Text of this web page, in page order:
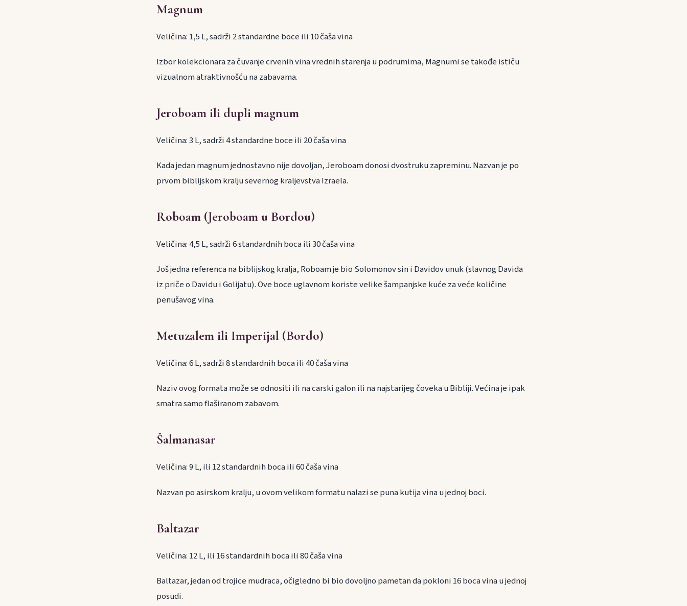
Magnum
Veličina: 1,5 L, sadrži 2 standardne boce ili 10 čaša vina
Izbor kolekcionara za čuvanje crvenih vina vrednih starenja u podrumima, Magnumi se takođe ističu
vizualnom atraktivnošću na zabavama.
Jeroboam ili dupli magnum
Veličina: 3 L, sadrži 4 standardne boce ili 20 čaša vina
Kada jedan magnum jednostavno nije dovoljan, Jeroboam donosi dvostruku zapreminu. Nazvan je po
prvom biblijskom kralju severnog kraljevstva Izraela.
Roboam (Jeroboam u Bordou)
Veličina: 4,5 L, sadrži 6 standardnih boca ili 30 čaša vina
Još jedna referenca na biblijskog kralja, Roboam je bio Solomonov sin i Davidov unuk (slavnog Davida
iz priče o Davidu i Golijatu). Ove boce uglavnom koriste velike šampanjske kuće za veće količine
penušavog vina.
Metuzalem ili Imperijal (Bordo)
Veličina: 6 L, sadrži 8 standardnih boca ili 40 čaša vina
Naziv ovog formata može se odnositi ili na carski galon ili na najstarijeg čoveka u Bibliji. Većina je ipak
smatra samo flaširanom zabavom.
Šalmanasar
Veličina: 9 L, ili 12 standardnih boca ili 60 čaša vina
Nazvan po asirskom kralju, u ovom velikom formatu nalazi se puna kutija vina u jednoj boci.
Baltazar
Veličina: 12 L, ili 16 standardnih boca ili 80 čaša vina
Baltazar, jedan od trojice mudraca, očigledno bi bio dovoljno pametan da pokloni 16 boca vina u jednoj
posudi.